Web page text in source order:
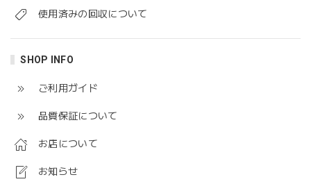
使用済みの回収について
SHOP INFO
ご利用ガイド
品質保証について
お店について
お知らせ